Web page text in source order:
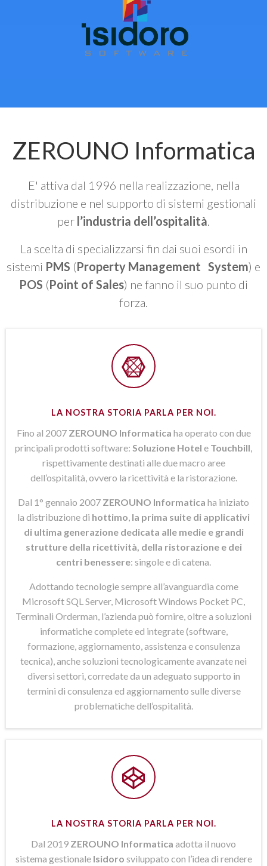
ZEROUNO Informatica
E' attiva dal 1996 nella realizzazione, nella
distribuzione e nel supporto di sistemi gestionali
per l’industria dell’ospitalità
La scelta di specializzarsi fin dai suoi esordi in
sistemi PMS (Property Management System) e
POS (Point of Sales) ne fanno il suo punto di
forza.
LA NOSTRA STORIA PARLA PER NOI.
Fino al 2007 ZEROUNO Informatica ha operato con due
principali prodotti software: Soluzione Hotel e Touchbill
rispettivamente destinati alle due macro aree
dell’ospitalità, ovvero la ricettività e la ristorazione.
Dal 1° gennaio 2007 ZEROUNO Informatica ha iniziato
la distribuzione di hottimo la prima suite di applicativi
di ultima generazione dedicata alle medie e grandi
strutture della ricettività, della ristorazione e dei
centri benessere: singole e di catena.
Adottando tecnologie sempre all’avanguardia come
Microsoft SQL Server, Microsoft Windows Pocket PC,
Terminali Orderman, l’azienda può fornire, oltre a soluzioni
informatiche complete ed integrate (software,
formazione, aggiornamento, assistenza e consulenza
tecnica), anche soluzioni tecnologicamente avanzate nei
diversi settori, corredate da un adeguato supporto in
termini di consulenza ed aggiornamento sulle diverse
problematiche dell’ospitalità.
LA NOSTRA STORIA PARLA PER NOI.
Dal 2019 ZEROUNO Informatica adotta il nuovo
sistema gestionale Isidoro sviluppato con l’idea di rendere